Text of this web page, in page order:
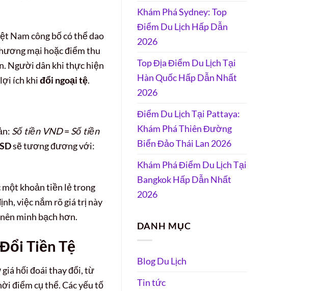
Nam công bố có thể dao
mại hoặc điểm thu
Người dân khi thực hiện
ích khiđổi ngoại tệ.
Số tiền VND= Số tiền
sẽ tương đương với:
một khoản tiền lẻ trong
việc nắm rõ giá trị này
minh bạch hơn.
Tiền Tệ
hối đoái thay đổi, từ
điểm cụ thể. Các yếu tố
Khám Phá Sydney: Top
Điểm Du Lịch Hấp Dẫn
2026
Top Địa Điểm Du Lịch Tại
Hàn Quốc Hấp Dẫn Nhất
2026
Điểm Du Lịch Tại Pattaya:
Khám Phá Thiên Đường
Biển Đảo Thái Lan 2026
Khám Phá Điểm Du Lịch Tại
Bangkok Hấp Dẫn Nhất
2026
DANH MỤC
Blog Du Lịch
Tin tức